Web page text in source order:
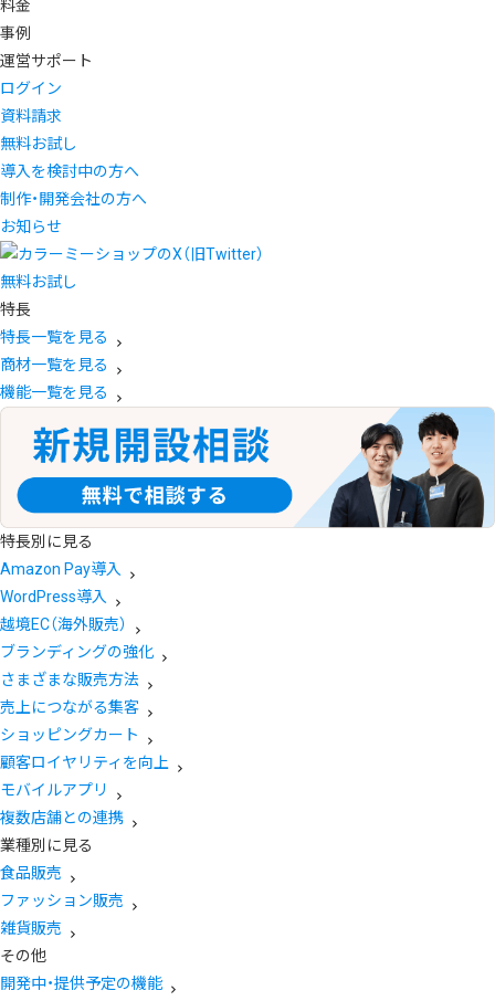
料金
事例
運営サポート
ログイン
資料請求
無料お試し
導入を検討中の方へ
制作・開発会社の方へ
お知らせ
無料お試し
特長
特長一覧を見る
商材一覧を見る
機能一覧を見る
特長別に見る
Amazon Pay導入
WordPress導入
越境EC（海外販売）
ブランディングの強化
さまざまな販売方法
売上につながる集客
ショッピングカート
顧客ロイヤリティを向上
モバイルアプリ
複数店舗との連携
業種別に見る
食品販売
ファッション販売
雑貨販売
その他
開発中・提供予定の機能